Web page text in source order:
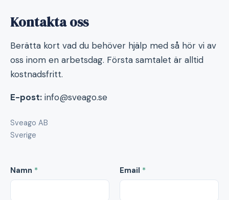
Kontakta oss
Berätta kort vad du behöver hjälp med så hör vi av
oss inom en arbetsdag. Första samtalet är alltid
kostnadsfritt.
E-post: info@sveago.se
Sveago AB
Sverige
Namn * Email *